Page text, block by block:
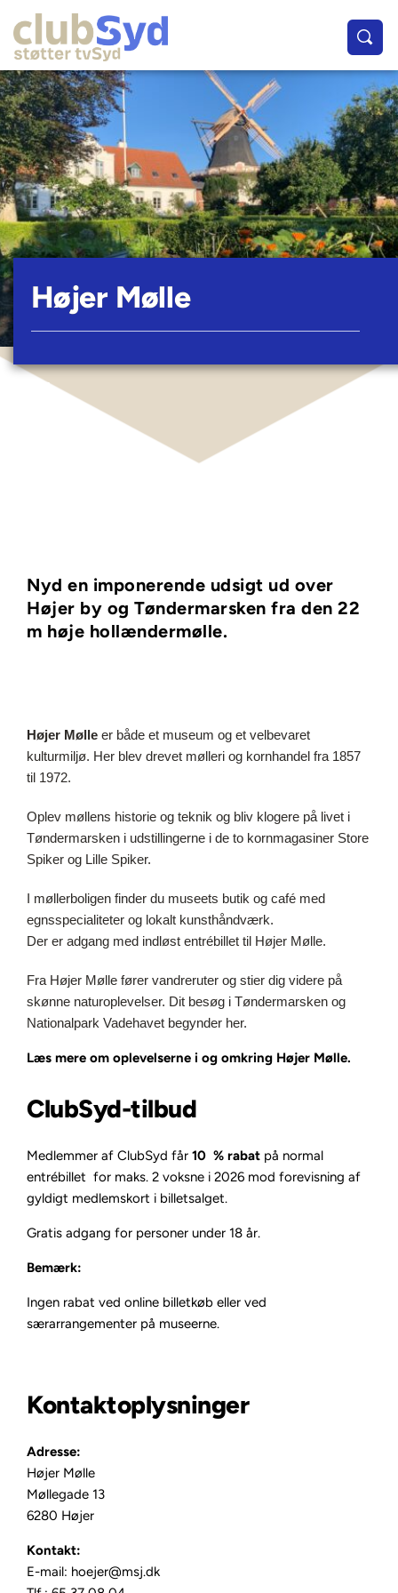
Højer Mølle
Nyd en imponerende udsigt ud over
Højer by og Tøndermarsken fra den 22
m høje hollændermølle.
Højer Mølle er både et museum og et velbevaret
kulturmiljø. Her blev drevet mølleri og kornhandel fra 1857
til 1972.
Oplev møllens historie og teknik og bliv klogere på livet i
Tøndermarsken i udstillingerne i de to kornmagasiner Store
Spiker og Lille Spiker.
I møllerboligen finder du museets butik og café med
egnsspecialiteter og lokalt kunsthåndværk.
Der er adgang med indløst entrébillet til Højer Mølle.
Fra Højer Mølle fører vandreruter og stier dig videre på
skønne naturoplevelser. Dit besøg i Tøndermarsken og
Nationalpark Vadehavet begynder her.
Læs mere om oplevelserne i og omkring Højer Mølle.
ClubSyd-tilbud
Medlemmer af ClubSyd får 10 % rabat på normal
entrébillet for maks. 2 voksne i 2026 mod forevisning af
gyldigt medlemskort i billetsalget.
Gratis adgang for personer under 18 år.
Bemærk:
Ingen rabat ved online billetkøb eller ved
særarrangementer på museerne.
Kontaktoplysninger
Adresse:
Højer Mølle
Møllegade 13
6280 Højer
Kontakt:
E-mail: hoejer@msj.dk